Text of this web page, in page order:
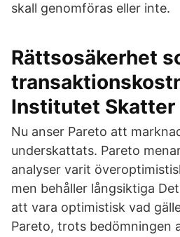
skall genomföras eller inte.
Rättsosäkerhet
Institutet Skatter
Nu anser Pareto att
underskattats. Pareto
analyser varit
men behåller långsiktiga
att vara optimistisk vad
Pareto, trots bedömningen